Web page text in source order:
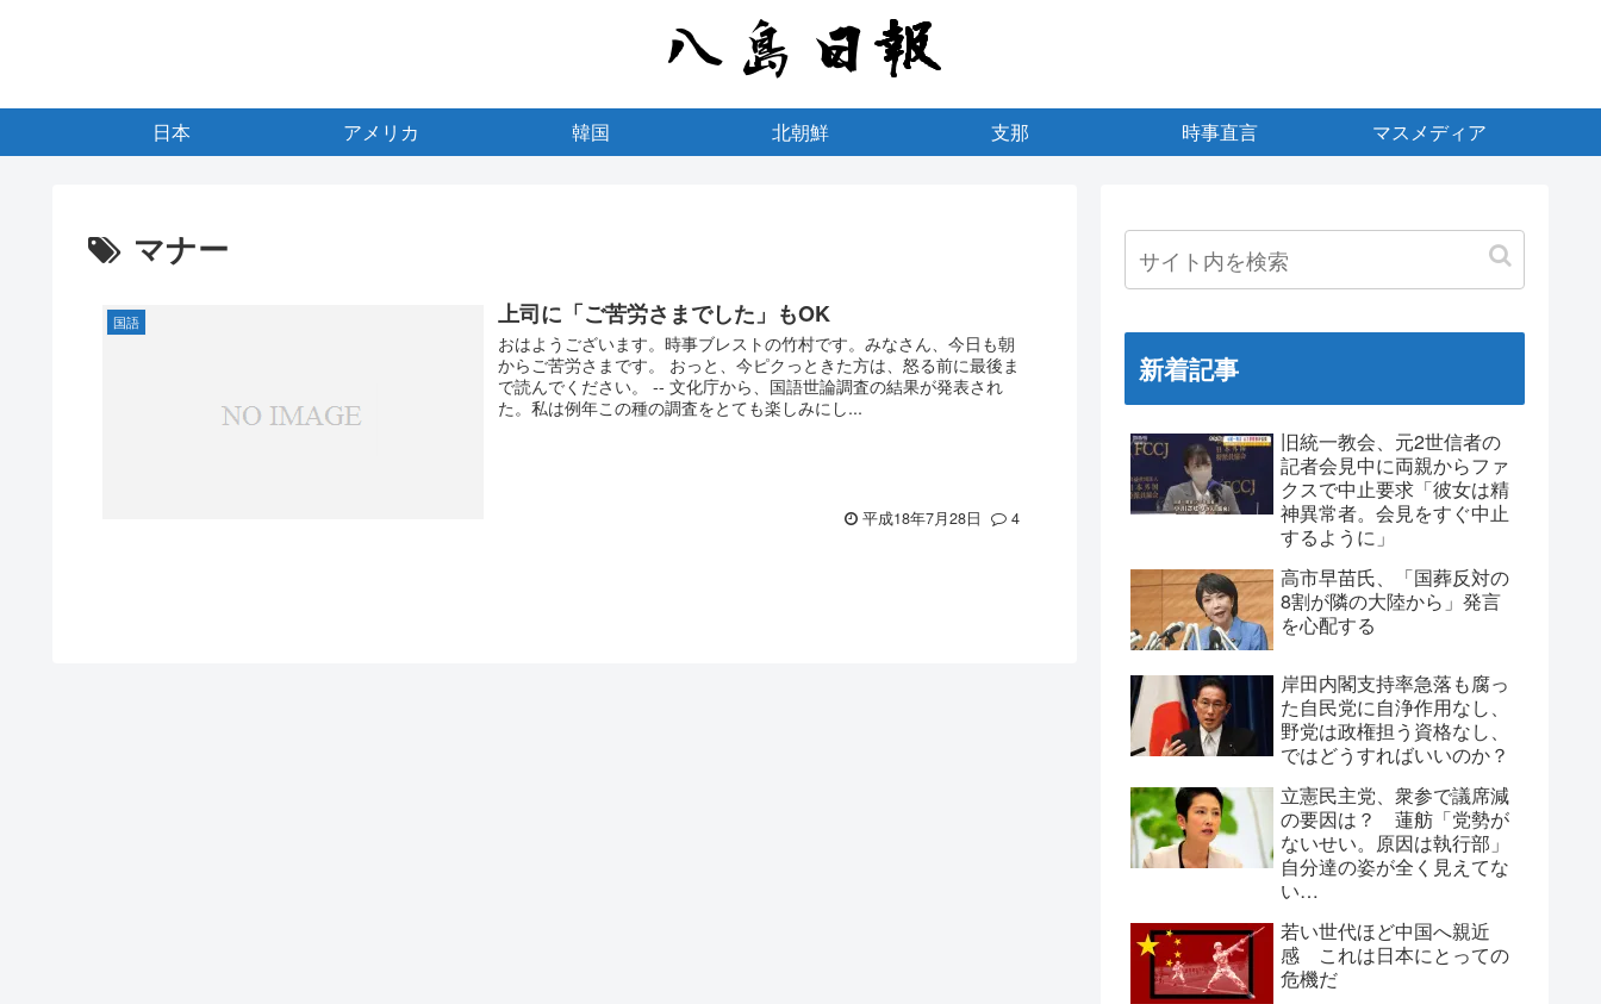
日本 アメリカ 韓国 北朝鮮 支那 時事直言 マスメディア
マナー
国語 上司に「ご苦労さまでした」もOK
おはようございます。時事ブレストの竹村です。みなさん、今日も朝
からご苦労さまです。 おっと、今ピクっときた方は、怒る前に最後ま
で読んでください。 -- 文化庁から、国語世論調査の結果が発表され
た。私は例年この種の調査をとても楽しみにし...
平成18年7月28日 4
新着記事
旧統一教会、元2世信者の
記者会見中に両親からファ
クスで中止要求「彼女は精
神異常者。会見をすぐ中止
するように」
高市早苗氏、「国葬反対の
8割が隣の大陸から」発言
を心配する
岸田内閣支持率急落も腐っ
た自民党に自浄作用なし、
野党は政権担う資格なし、
ではどうすればいいのか？
立憲民主党、衆参で議席減
の要因は？ 蓮舫「党勢が
ないせい。原因は執行部」
自分達の姿が全く見えてな
い…
若い世代ほど中国へ親近
感 これは日本にとっての
危機だ